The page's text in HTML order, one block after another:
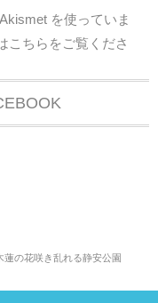
を使っていま
こちらをご覧くださ
蓮の花咲き乱れる静安公園